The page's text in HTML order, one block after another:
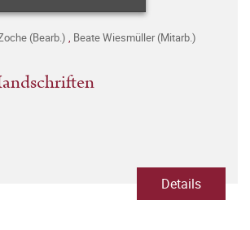
(Bearb.) , Beate Wiesmüller (Mitarb.)
Details